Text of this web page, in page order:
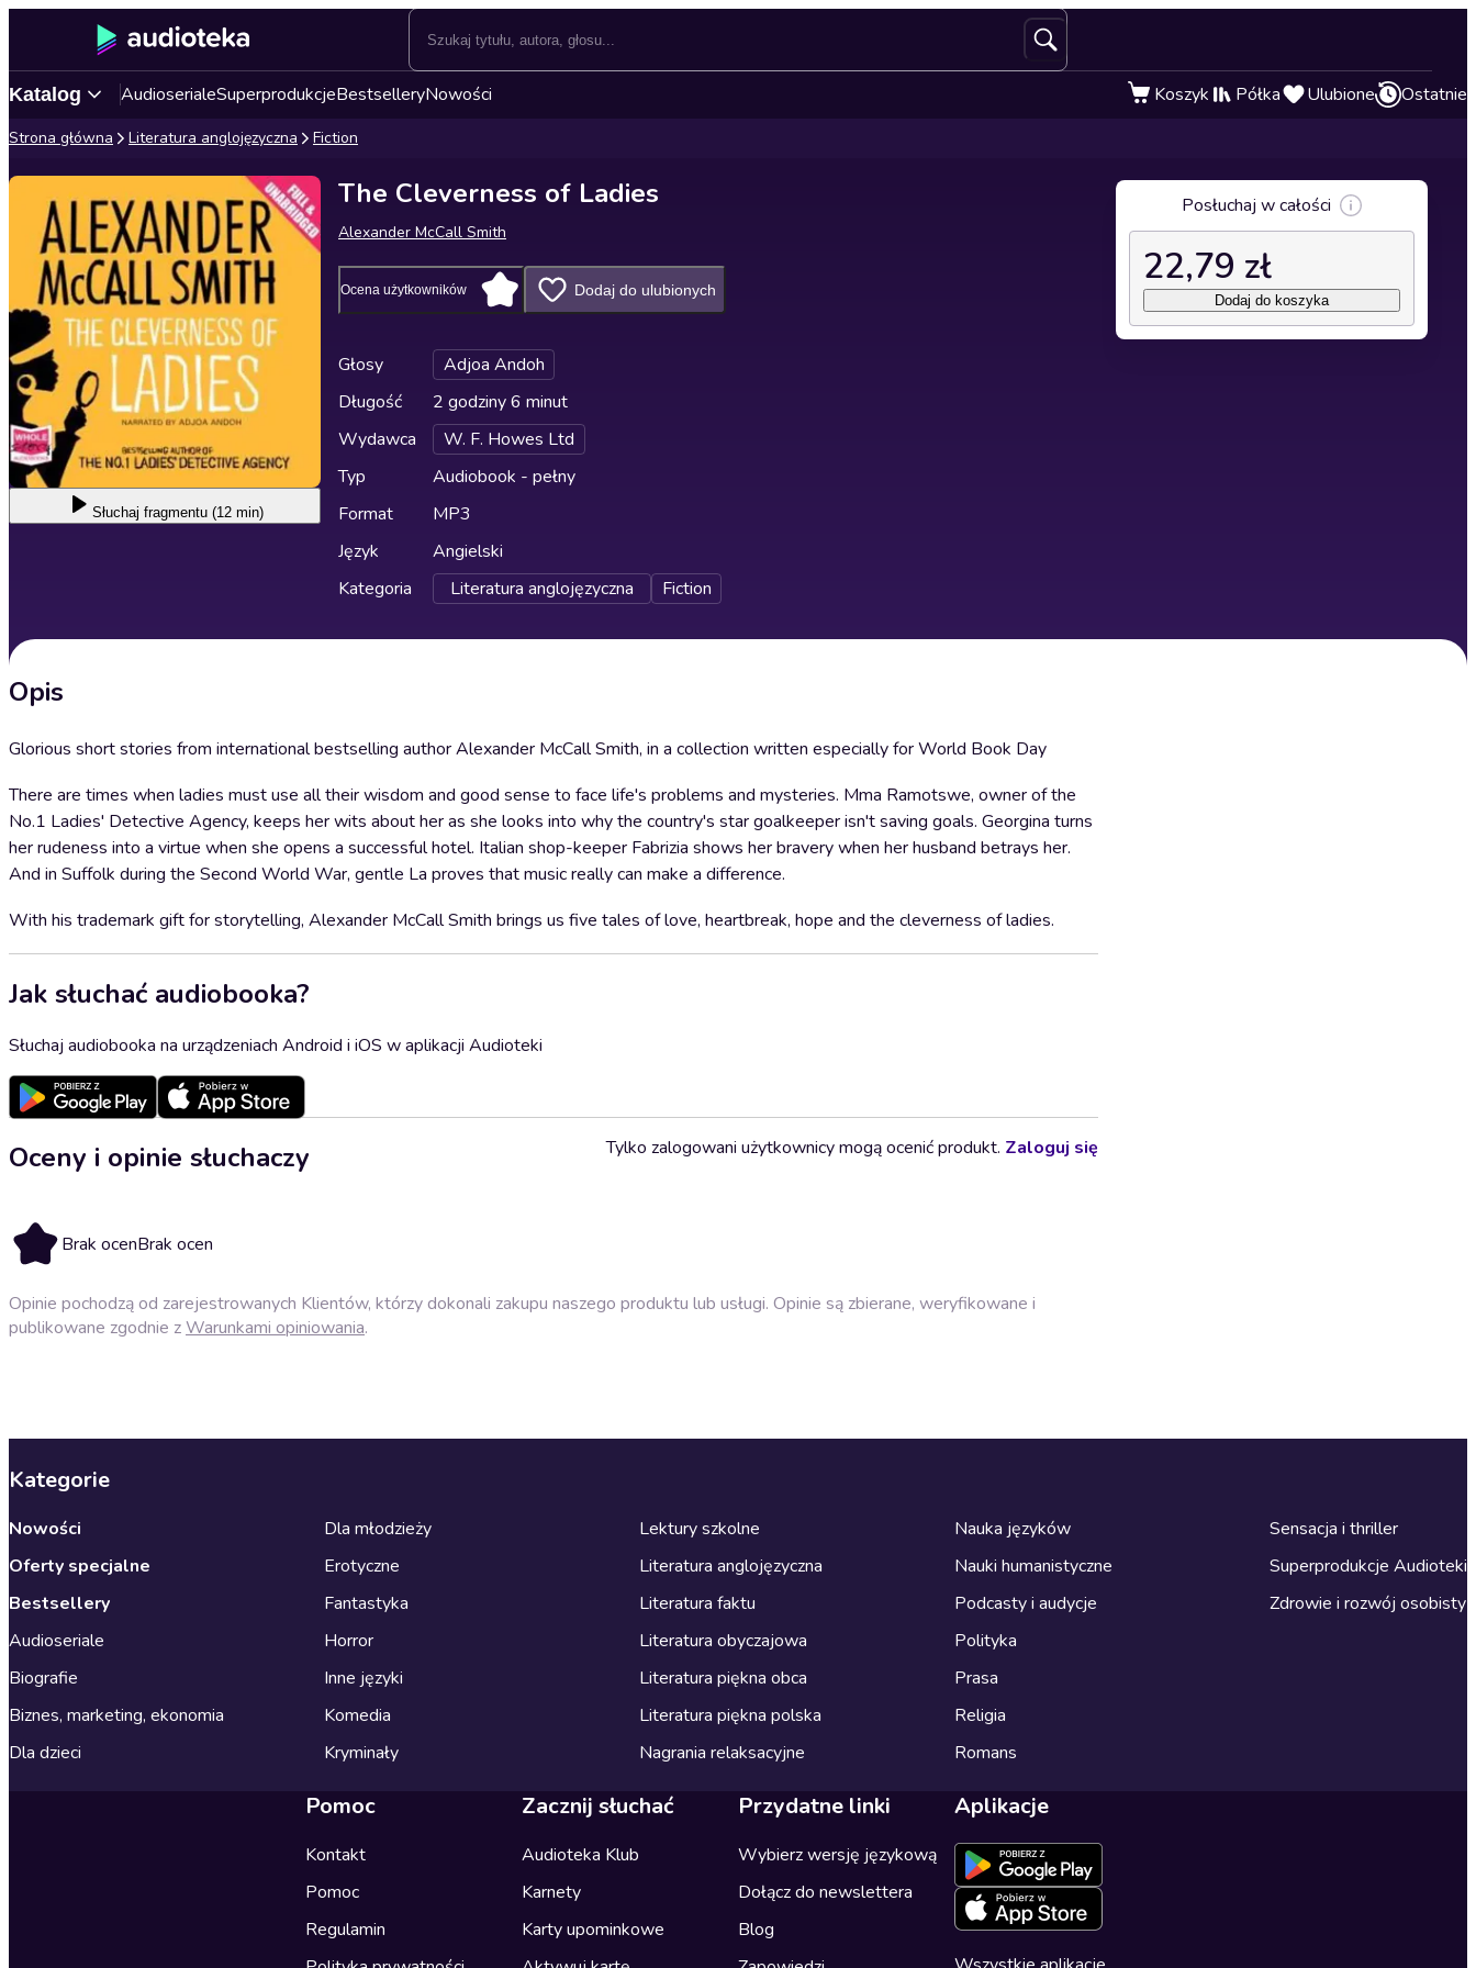
Katalog AudioserialeSuperprodukcjeBestselleryNowości Koszyk Półka Ulubione Ostatnie
Strona główna Literatura anglojęzyczna Fiction
Słuchaj fragmentu (12 min)
The Cleverness of Ladies
Alexander McCall Smith
Ocena użytkowników Dodaj do ulubionych
Głosy
Adjoa Andoh
Długość
2 godziny 6 minut
Wydawca
W. F. Howes Ltd
Typ
Audiobook - pełny
Format
MP3
Język
Angielski
Kategoria
Literatura anglojęzyczna Fiction
Opis
Glorious short stories from international bestselling author Alexander McCall Smith, in a collection written especially for World Book Day
There are times when ladies must use all their wisdom and good sense to face life's problems and mysteries. Mma Ramotswe, owner of the
No.1 Ladies' Detective Agency, keeps her wits about her as she looks into why the country's star goalkeeper isn't saving goals. Georgina turns
her rudeness into a virtue when she opens a successful hotel. Italian shop-keeper Fabrizia shows her bravery when her husband betrays her.
And in Suffolk during the Second World War, gentle La proves that music really can make a difference.
With his trademark gift for storytelling, Alexander McCall Smith brings us five tales of love, heartbreak, hope and the cleverness of ladies.
Jak słuchać audiobooka?
Słuchaj audiobooka na urządzeniach Android i iOS w aplikacji Audioteki
Oceny i opinie słuchaczy
Brak ocenBrak ocen
Tylko zalogowani użytkownicy mogą ocenić produkt. Zaloguj się
Opinie pochodzą od zarejestrowanych Klientów, którzy dokonali zakupu naszego produktu lub usługi. Opinie są zbierane, weryfikowane i
publikowane zgodnie zWarunkami opiniowania.
Posłuchaj w całości
22,79 zł
Dodaj do koszyka
Kategorie
Nowości
Oferty specjalne
Bestsellery
Audioseriale
Biografie
Biznes, marketing, ekonomia
Dla dzieci
Dla młodzieży
Erotyczne
Fantastyka
Horror
Inne języki
Komedia
Kryminały
Lektury szkolne
Literatura anglojęzyczna
Literatura faktu
Literatura obyczajowa
Literatura piękna obca
Literatura piękna polska
Nagrania relaksacyjne
Nauka języków
Nauki humanistyczne
Podcasty i audycje
Polityka
Prasa
Religia
Romans
Sensacja i thriller
Superprodukcje Audioteki
Zdrowie i rozwój osobisty
Pomoc
Kontakt
Pomoc
Regulamin
Zacznij słuchać
Audioteka Klub
Karnety
Karty upominkowe
Przydatne linki
Wybierz wersję językową
Dołącz do newslettera
Blog
Aplikacje